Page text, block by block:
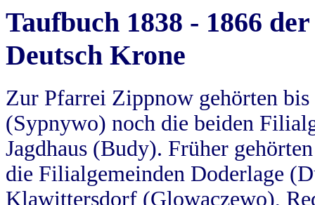
Taufbuch 1838 - 1866
Deutsch Krone
Zur Pfarrei Zippnow gehörten
(Sypnywo) noch die beiden
Jagdhaus (Budy). Früher
die Filialgemeinden Doderlage
Klawittersdorf (Glowaczewo),